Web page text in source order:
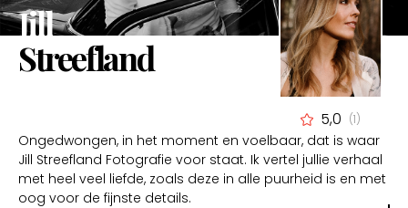
Jill
Streefland
5,0 (1)
Ongedwongen, in het moment en voelbaar, dat is waar
Jill Streefland Fotografie voor staat. Ik vertel jullie verhaal
met heel veel liefde, zoals deze in alle puurheid is en met
oog voor de fijnste details.